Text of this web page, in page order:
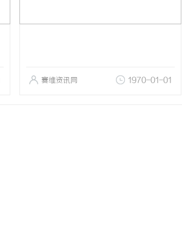
赛维资讯网 1970-01-01